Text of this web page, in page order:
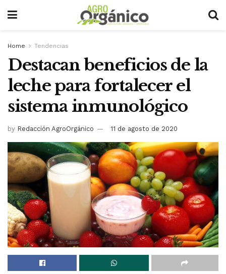
Home Tendencias
Destacan beneficios de la
leche para fortalecer el
sistema inmunológico
by Redacción AgroOrgánico 11 de agosto de 2020